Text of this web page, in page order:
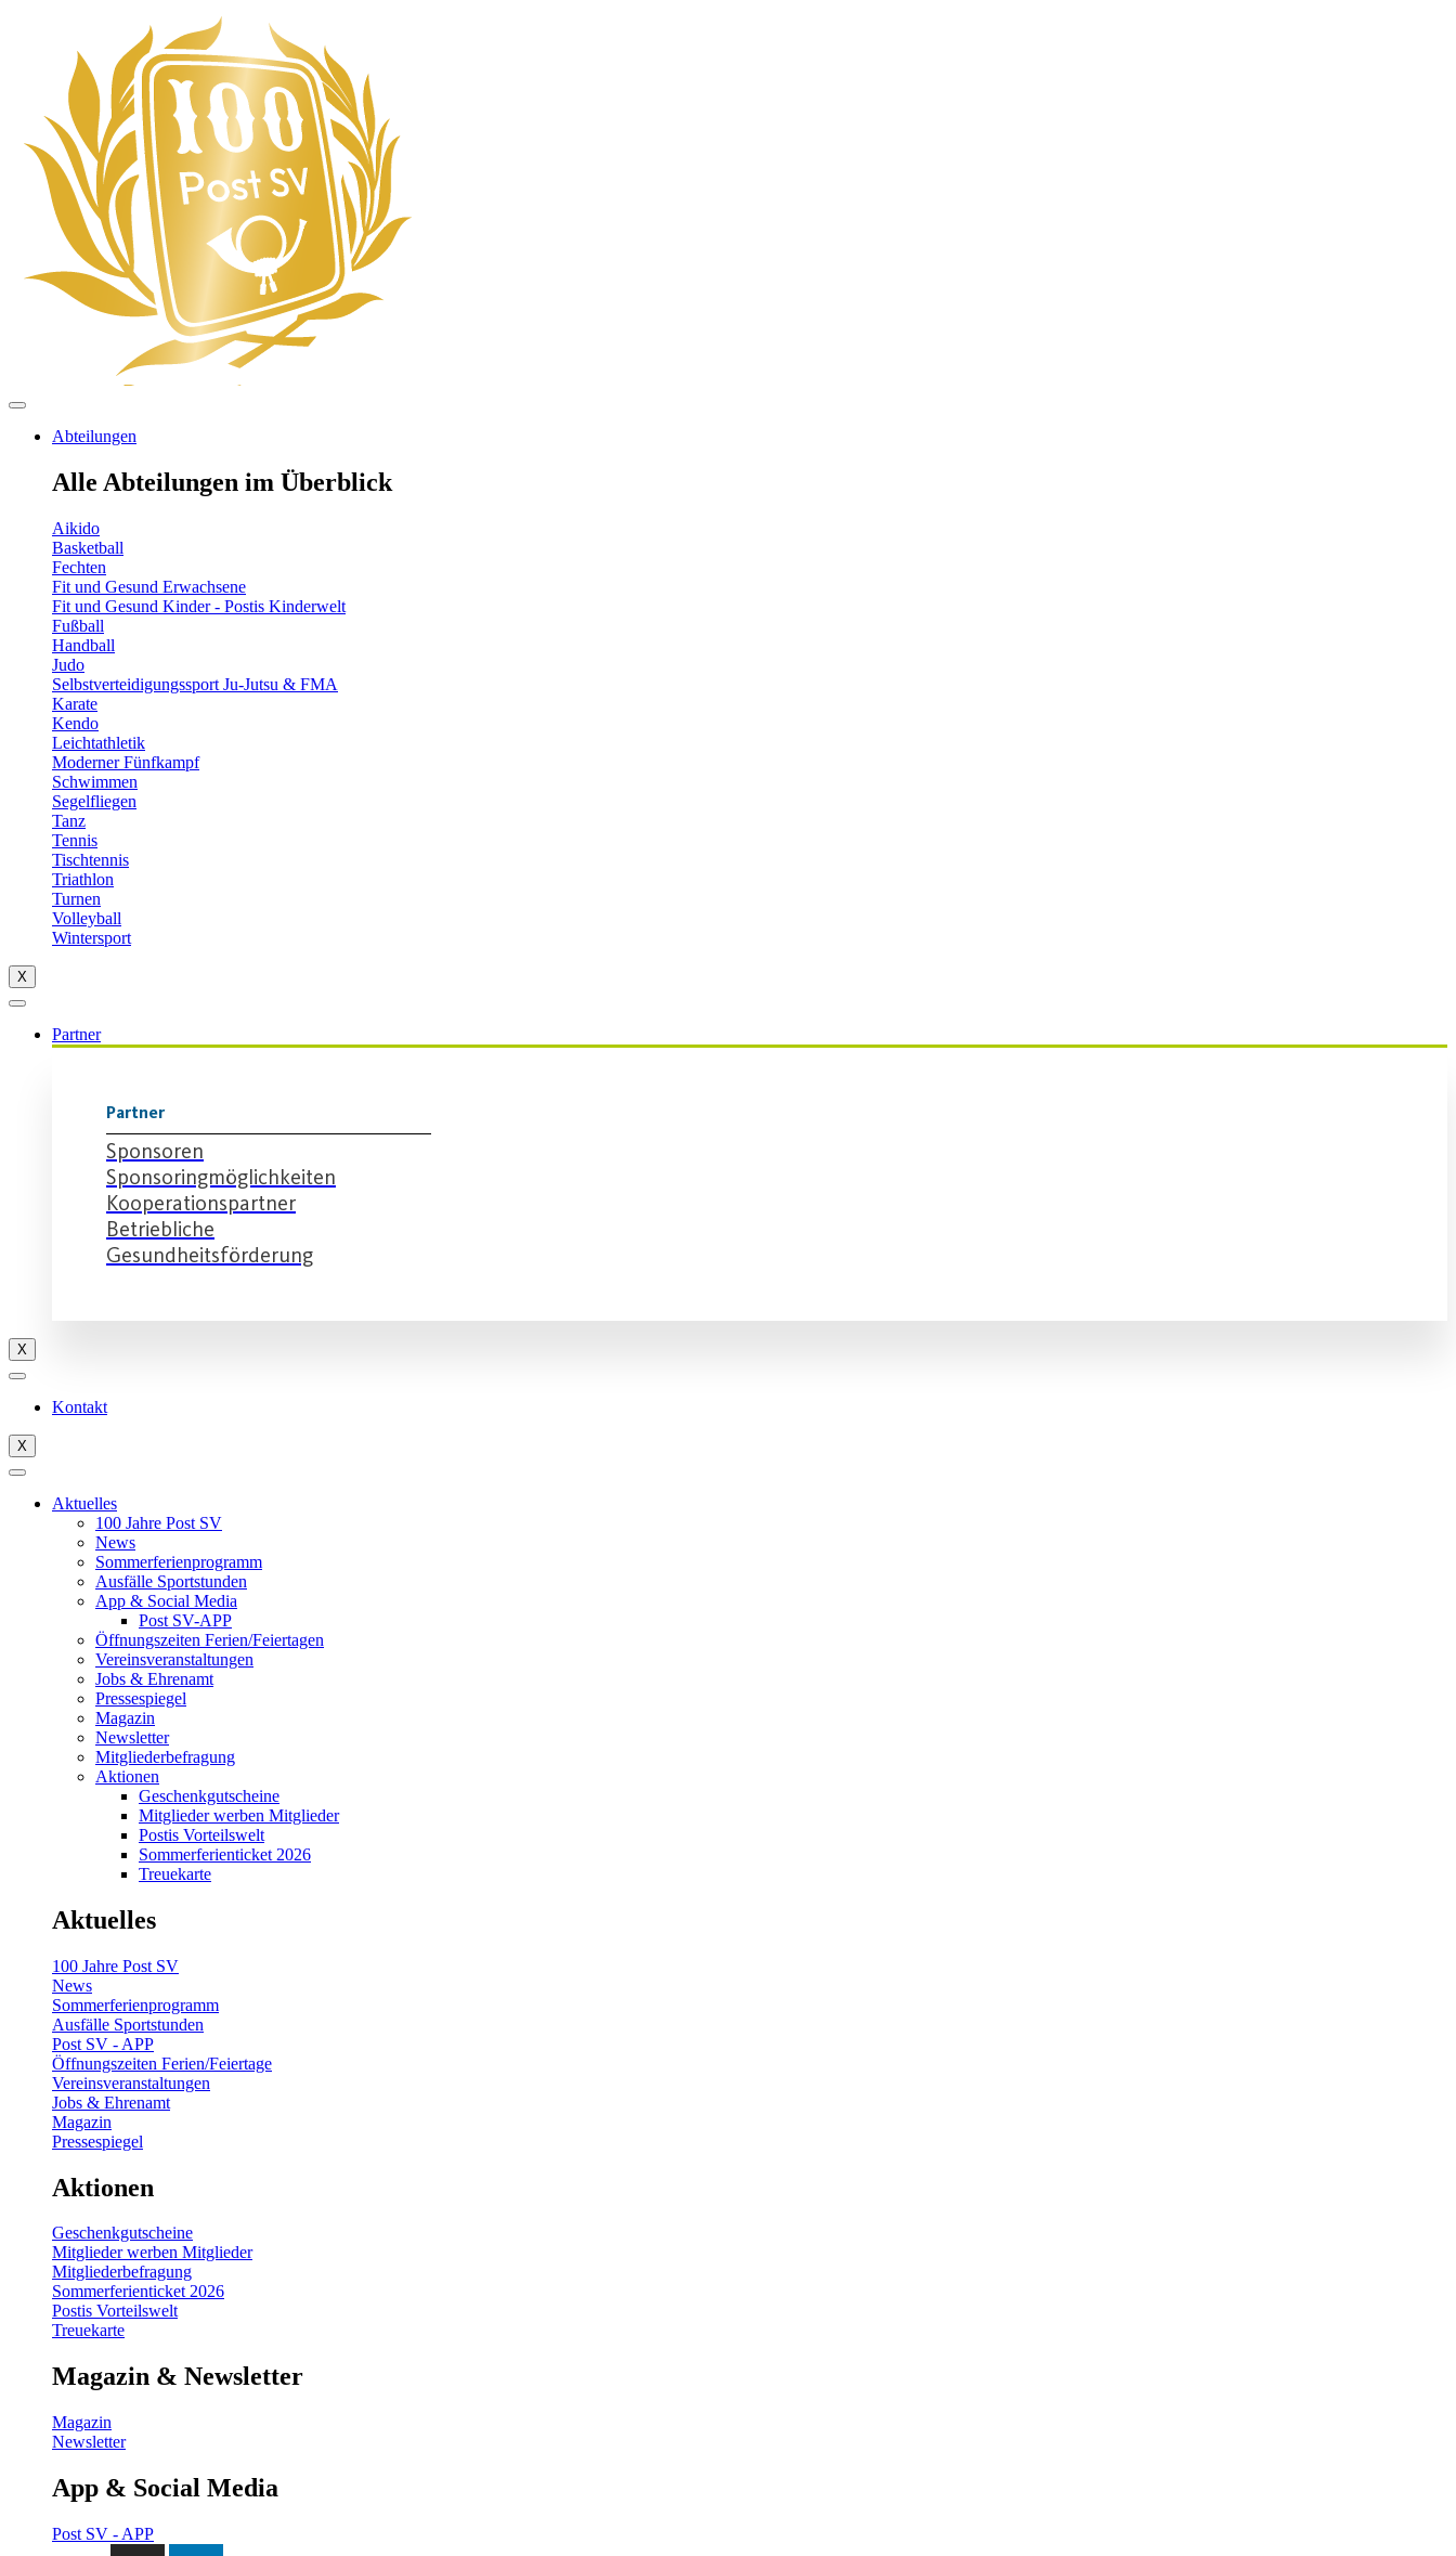
Abteilungen
Alle Abteilungen im Überblick
Aikido
Basketball
Fechten
Fit und Gesund Erwachsene
Fit und Gesund Kinder - Postis Kinderwelt
Fußball
Handball
Judo
Selbstverteidigungssport Ju-Jutsu & FMA
Karate
Kendo
Leichtathletik
Moderner Fünfkampf
Schwimmen
Segelfliegen
Tanz
Tennis
Tischtennis
Triathlon
Turnen
Volleyball
Wintersport
X
Partner
Partner
Sponsoren
Sponsoringmöglichkeiten
Kooperationspartner
Betriebliche
Gesundheitsförderung
X
Kontakt
X
Aktuelles
100 Jahre Post SV
News
Sommerferienprogramm
Ausfälle Sportstunden
App & Social Media
Post SV-APP
Öffnungszeiten Ferien/Feiertagen
Vereinsveranstaltungen
Jobs & Ehrenamt
Pressespiegel
Magazin
Newsletter
Mitgliederbefragung
Aktionen
Geschenkgutscheine
Mitglieder werben Mitglieder
Postis Vorteilswelt
Sommerferienticket 2026
Treuekarte
Aktuelles
100 Jahre Post SV
News
Sommerferienprogramm
Ausfälle Sportstunden
Post SV - APP
Öffnungszeiten Ferien/Feiertage
Vereinsveranstaltungen
Jobs & Ehrenamt
Magazin
Pressespiegel
Aktionen
Geschenkgutscheine
Mitglieder werben Mitglieder
Mitgliederbefragung
Sommerferienticket 2026
Postis Vorteilswelt
Treuekarte
Magazin & Newsletter
Magazin
Newsletter
App & Social Media
Post SV - APP